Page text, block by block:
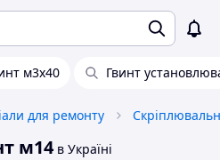
м3х40 Гвинт
для ремонту
м14 в Україні